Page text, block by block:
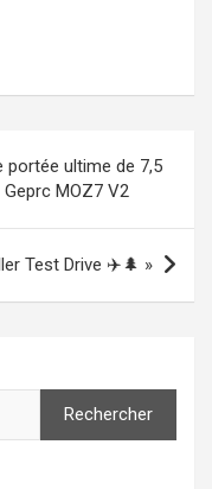
portée ultime de 7,5
MOZ7 V2
Test Drive ✈️🌲 »
Rechercher